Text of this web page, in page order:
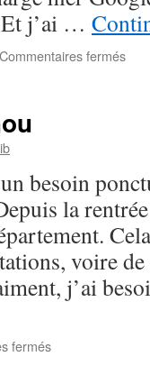
Et j’ai …
Commentaires ferméssur
besoin
la
voire
j’ai
ferméssur